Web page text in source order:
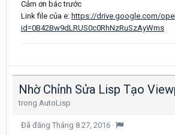
Cảm ơn bác trước
Link file của e: https://drive.google.com/
id=0B42Bw9dLRUS0c0RhNzRuSzAyWms
trong AutoLisp
Đã đăng Tháng 8 27, 2016 ·